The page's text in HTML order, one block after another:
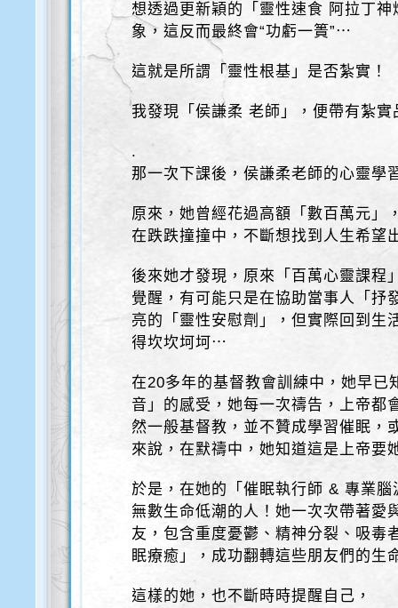
想透過更新穎的「靈性速食 阿拉丁
象，這反而最終會“功虧一簣”⋯
這就是所謂「靈性根基」是否紮實！
我發現「侯謙柔 老師」，便帶有紮實
.
那一次下課後，侯謙柔老師的心靈學
原來，她曾經花過高額「數百萬元」
在跌跌撞撞中，不斷想找到人生希望
後來她才發現，原來「百萬心靈課程
覺醒，有可能只是在協助當事人「抒
亮的「靈性安慰劑」，但實際回到生
得坎坎坷坷⋯
在20多年的基督教會訓練中，她早已
音」的感受，她每一次禱告，上帝都
然一般基督教，並不贊成學習催眠，
來說，在默禱中，她知道這是上帝要
於是，在她的「催眠執行師 & 專業
無數生命低潮的人！她一次次帶著愛
友，包含重度憂鬱、精神分裂、吸毒
眠療癒」，成功翻轉這些朋友們的生
這樣的她，也不斷時時提醒自己，